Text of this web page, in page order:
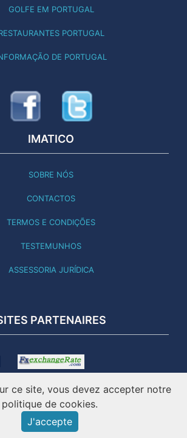
GOLFE EM PORTUGAL
PORTUGAL
DE PORTUGAL
IMATICO
SOBRE NÓS
CONTACTOS
TERMOS E CONDIÇÕES
TESTEMUNHOS
ASSESSORIA JURÍDICA
PARTENAIRES
A 01.08.26 - ONLINE DESDE 2001
– IMOBILIÁRIO PORTUGAL ©
ce site, vous devez accepter notre
politique de cookies.
J'accepte